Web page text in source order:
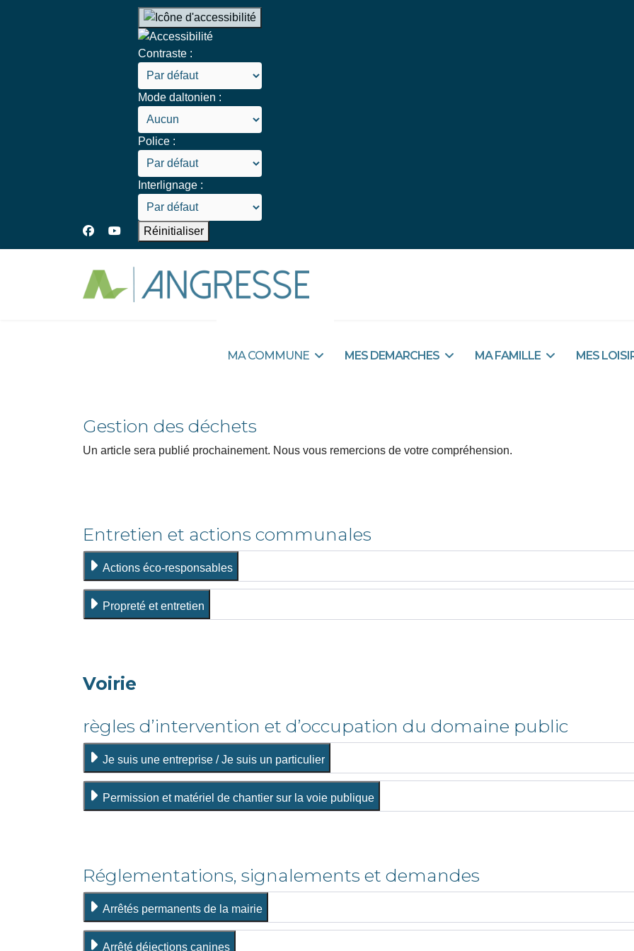
Contraste :
Mode daltonien :
Police :
Interlignage :
Réinitialiser
MA COMMUNE MES DEMARCHES MA FAMILLE MES
Gestion des déchets
Un article sera publié prochainement. Nous vous remercions de votre compréhension.
Entretien et actions communales
Actions éco-responsables
Propreté et entretien
Voirie
règles d’intervention et d’occupation du domaine public
Je suis une entreprise / Je suis un particulier
Permission et matériel de chantier sur la voie publique
Réglementations, signalements et demandes
Arrêtés permanents de la mairie
Arrêté déjections canines